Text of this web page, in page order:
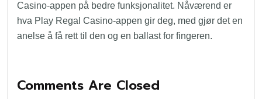
Casino-appen på bedre funksjonalitet. Nåværend er
hva Play Regal Casino-appen gir deg, med gjør det en
anelse å få rett til den og en ballast for fingeren.
Comments Are Closed